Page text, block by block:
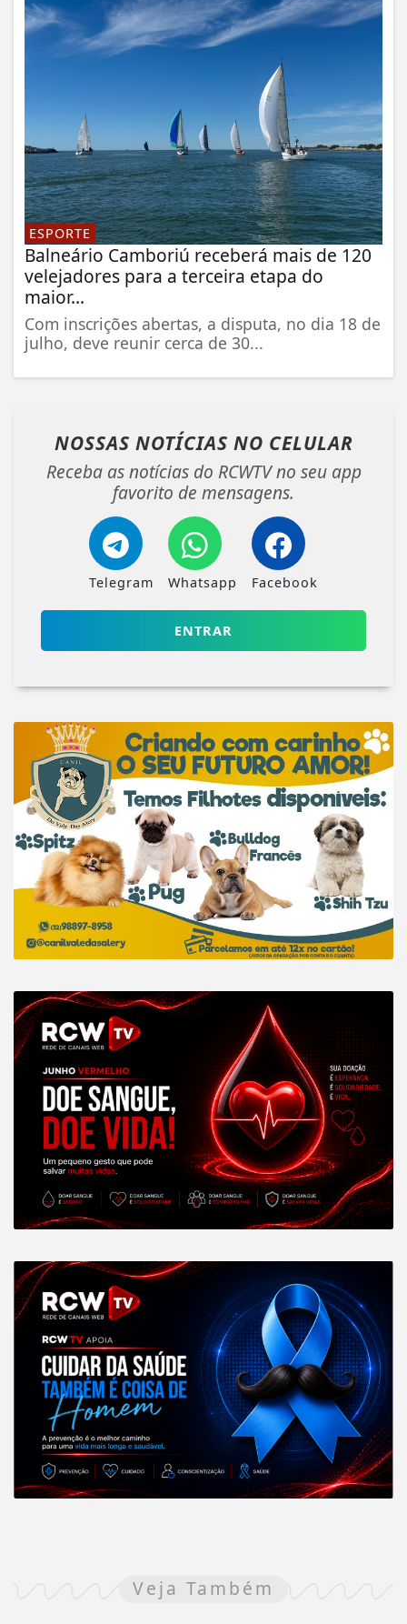
ESPORTE
Balneário Camboriú receberá mais de 120
velejadores para a terceira etapa do
maior...
Com inscrições abertas, a disputa, no dia 18 de
julho, deve reunir cerca de 30...
NOSSAS NOTÍCIAS NO CELULAR
Receba as notícias do RCWTV no seu app
favorito de mensagens.
Telegram Whatsapp Facebook
ENTRAR
Veja Também